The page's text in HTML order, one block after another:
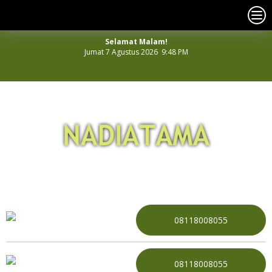
Selamat Malam!
Jumat 7 Agustus 2026 9:48 PM
08118008055
08118008055